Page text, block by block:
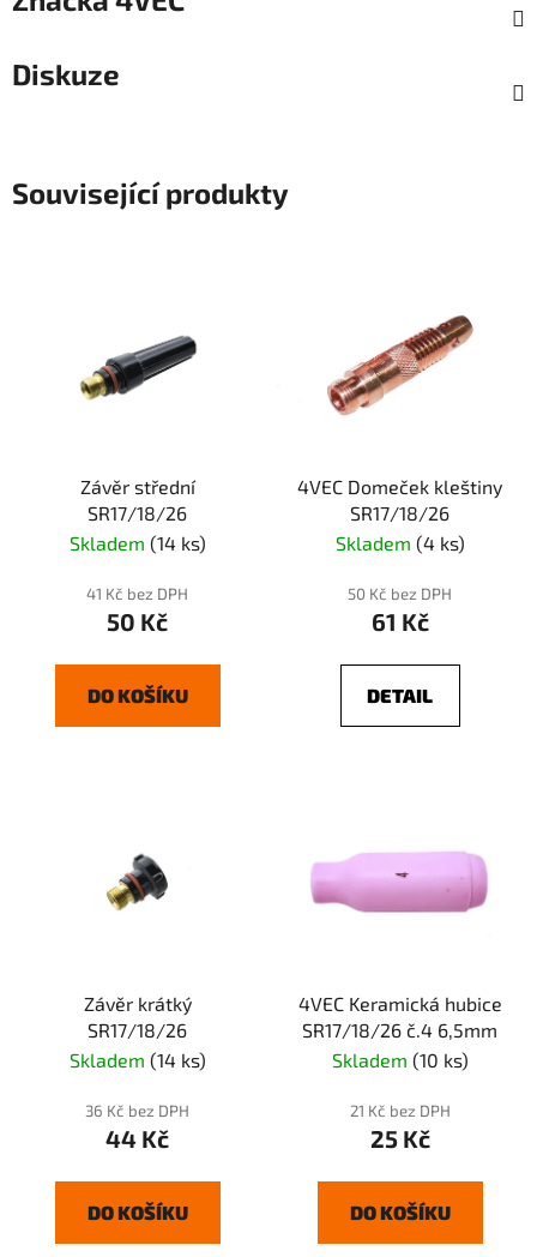
Diskuze
Související produkty
Závěr střední
SR17/18/26
Skladem (14 ks)
41 Kč bez DPH
50 Kč
DO KOŠÍKU
4VEC Domeček kleštiny
SR17/18/26
Skladem (4 ks)
50 Kč bez DPH
61 Kč
DETAIL
Závěr krátký
SR17/18/26
Skladem (14 ks)
36 Kč bez DPH
44 Kč
DO KOŠÍKU
4VEC Keramická hubice
SR17/18/26 č.4 6,5mm
Skladem (10 ks)
21 Kč bez DPH
25 Kč
DO KOŠÍKU